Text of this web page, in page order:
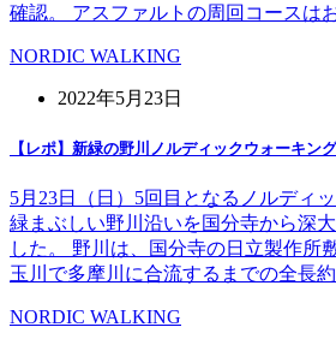
確認。 アスファルトの周回コースは
NORDIC WALKING
2022年5月23日
【レポ】新緑の野川ノルディックウォーキン
5月23日（日）5回目となるノルディ
緑まぶしい野川沿いを国分寺から深
した。 野川は、国分寺の日立製作所
玉川で多摩川に合流するまでの全長
NORDIC WALKING